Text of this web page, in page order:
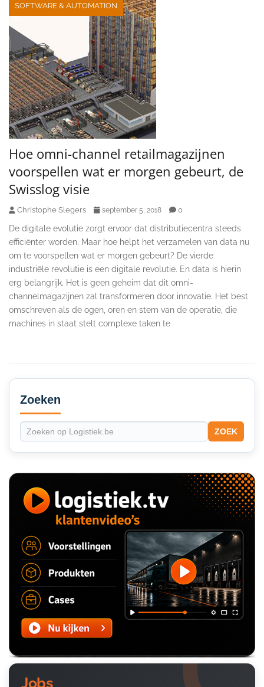
SOFTWARE & AUTOMATION
Hoe omni-channel retailmagazijnen
voorspellen wat er morgen gebeurt, de
Swisslog visie
Christophe Slegers september 5, 2018 0
De digitale evolutie zorgt ervoor dat distributiecentra steeds
efficiënter worden. Maar hoe helpt het verzamelen van data nu
om te voorspellen wat er morgen gebeurt? De vierde
industriële revolutie is een digitale revolutie. En data is hierin
erg belangrijk. Het is geen geheim dat dit omni-
channelmagazijnen zal transformeren door innovatie. Het best
omschreven als de ogen, oren en stem van de operatie, die
machines in staat stelt complexe taken te
Secondary
Sidebar
Zoeken
ZOEK
Jobs